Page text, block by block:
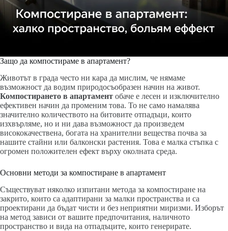
Защо да компостираме в апартамент?
Животът в града често ни кара да мислим, че нямаме
възможност да водим природосъобразен начин на живот.
Компостирането в апартамент обаче е лесен и изключително
ефективен начин да променим това. То не само намалява
значително количеството на битовите отпадъци, които
изхвърляме, но и ни дава възможност да произведем
висококачествена, богата на хранителни вещества почва за
нашите стайни или балконски растения. Това е малка стъпка с
огромен положителен ефект върху околната среда.
Основни методи за компостиране в апартамент
Съществуват няколко изпитани метода за компостиране на
закрито, които са адаптирани за малки пространства и са
проектирани да бъдат чисти и без неприятни миризми. Изборът
на метод зависи от вашите предпочитания, наличното
пространство и вида на отпадъците, които генерирате.